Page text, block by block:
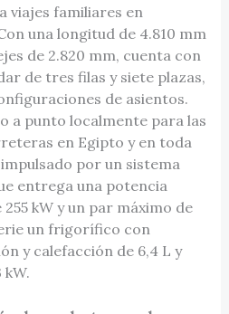
viajes familiares en
una longitud de 4.810 mm
de 2.820 mm, cuenta con
de tres filas y siete plazas,
de asientos.
a punto localmente para las
en Egipto y en toda
por un sistema
entrega una potencia
kW y un par máximo de
un frigorífico con
y calefacción de 6,4 L y